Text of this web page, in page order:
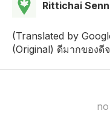
Rittichai
(Translated by
(Original) ดีมากของดี